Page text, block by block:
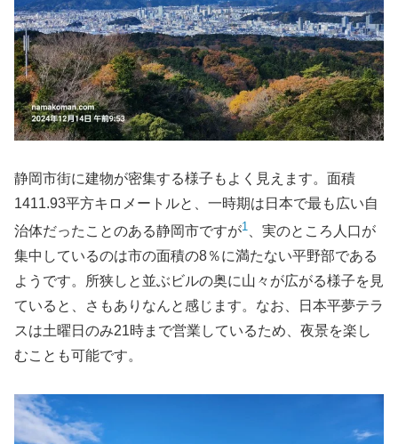
静岡市街に建物が密集する様子もよく見えます。面積
1411.93平方キロメートルと、一時期は日本で最も広い自
治体だったことのある静岡市ですが1
、実のところ人口が
集中しているのは市の面積の8％に満たない平野部である
ようです。所狭しと並ぶビルの奥に山々が広がる様子を見
ていると、さもありなんと感じます。なお、日本平夢テラ
スは土曜日のみ21時まで営業しているため、夜景を楽し
むことも可能です。